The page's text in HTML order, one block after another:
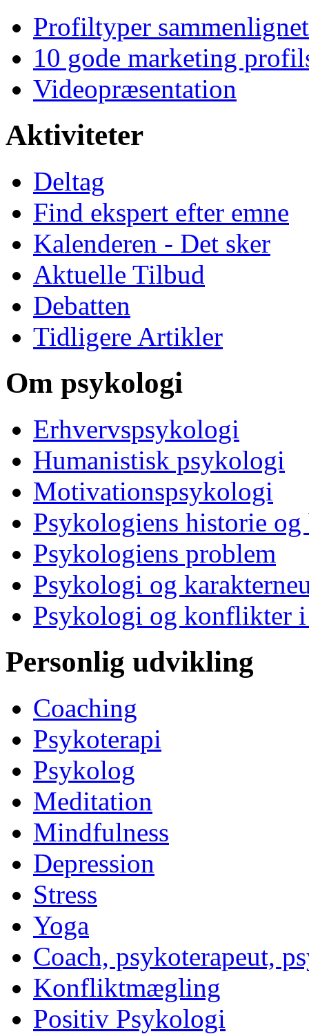
Profiltyper sammenlignet
10 gode marketing
Videopræsentation
Aktiviteter
Deltag
Find ekspert efter emne
Kalenderen - Det sker
Aktuelle Tilbud
Debatten
Tidligere Artikler
Om psykologi
Erhvervspsykologi
Humanistisk psykologi
Motivationspsykologi
Psykologiens historie og
Psykologiens problem
Psykologi og
Psykologi og konflikter
Personlig udvikling
Coaching
Psykoterapi
Psykolog
Meditation
Mindfulness
Depression
Stress
Yoga
Coach, psykoterapeut,
Konfliktmægling
Positiv Psykologi